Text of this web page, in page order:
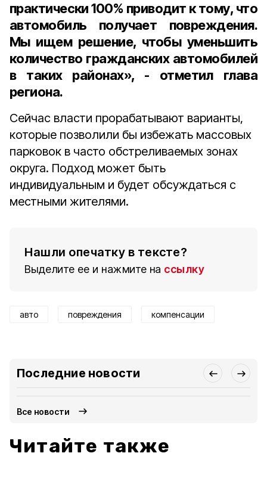
практически 100% приводит к тому, что
автомобиль получает повреждения.
Мы ищем решение, чтобы уменьшить
количество гражданских автомобилей
в таких районах», - отметил глава
региона.
Сейчас власти прорабатывают варианты,
которые позволили бы избежать массовых
парковок в часто обстреливаемых зонах
округа. Подход может быть
индивидуальным и будет обсуждаться с
местными жителями.
Нашли опечатку в тексте?
Выделите ее и нажмите на ссылку
авто повреждения компенсации
Последние новости
Все новости
Читайте также